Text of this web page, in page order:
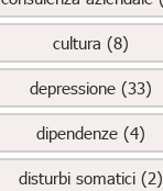
cultura (8)
depressione (33)
dipendenze (4)
disturbi somatici (2)